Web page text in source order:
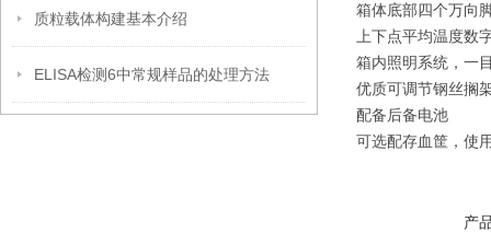
质粒载体构建基本介绍
ELISA检测6中常规样品的处理方法
箱体底部四个万向
上下点平均温度
箱内照明系统，一
优质可调节钢丝搁
配备后备电池
可选配存血筐，使
产